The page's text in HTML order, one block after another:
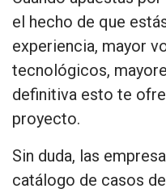
el hecho de que
experiencia, mayor
tecnológicos,
definitiva esto te
proyecto.
Sin duda, las
catálogo de casos